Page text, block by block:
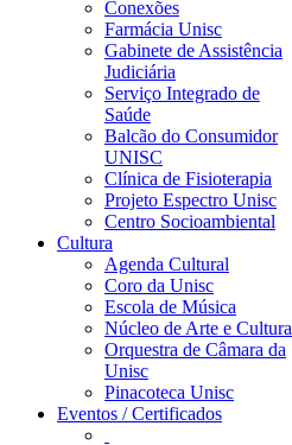
Conexões
Farmácia Unisc
Gabinete de Assistência
Judiciária
Serviço Integrado de
Saúde
Balcão do Consumidor
UNISC
Clínica de Fisioterapia
Projeto Espectro Unisc
Centro Socioambiental
Cultura
Agenda Cultural
Coro da Unisc
Escola de Música
Núcleo de Arte e Cultura
Orquestra de Câmara da
Unisc
Pinacoteca Unisc
Eventos / Certificados